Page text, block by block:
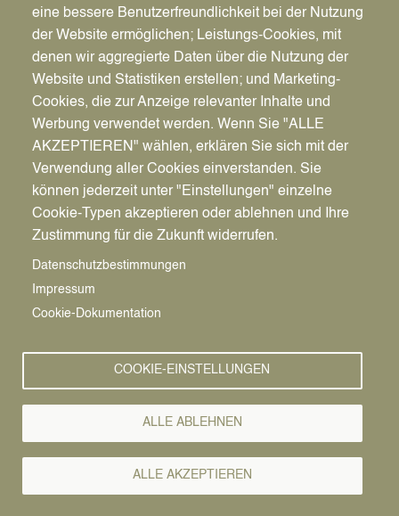
Pfadnavigation
Wirtschaft | Bauen | Umwelt
Wirtschaftsförderung
Unternehmensnachfolge
Unternehmens-
Nachfolge
Bereits mit Mitte 50 sollten Unternehmer*innen mit
mit guten Zukunftschancen. Das A und O für eine
erfolgreiche Übergabe ist gute Vorbereitung und
eine bessere Benutzerfreundlichkeit bei der Nutzung
der Website ermöglichen; Leistungs-Cookies, mit
denen wir aggregierte Daten über die Nutzung der
Website und Statistiken erstellen; und Marketing-
Cookies, die zur Anzeige relevanter Inhalte und
Werbung verwendet werden. Wenn Sie "ALLE
AKZEPTIEREN" wählen, erklären Sie sich mit der
Verwendung aller Cookies einverstanden. Sie
können jederzeit unter "Einstellungen" einzelne
Cookie-Typen akzeptieren oder ablehnen und Ihre
Zustimmung für die Zukunft widerrufen.
Datenschutzbestimmungen
Impressum
Cookie-Dokumentation
COOKIE-EINSTELLUNGEN
ALLE ABLEHNEN
ALLE AKZEPTIEREN